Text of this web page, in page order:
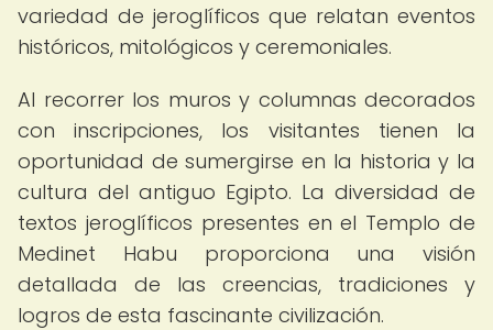
variedad de jeroglíficos que relatan eventos
históricos, mitológicos y ceremoniales.
Al recorrer los muros y columnas decorados
con inscripciones, los visitantes tienen la
oportunidad de sumergirse en la historia y la
cultura del antiguo Egipto. La diversidad de
textos jeroglíficos presentes en el Templo de
Medinet Habu proporciona una visión
detallada de las creencias, tradiciones y
logros de esta fascinante civilización.